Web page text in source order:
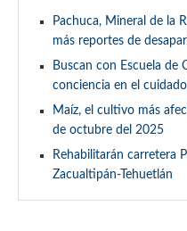
Pachuca, Mineral de la
más reportes de
Buscan con Escuela de
conciencia en el
Maíz, el cultivo más
de octubre del 2025
Rehabilitarán carretera
Zacualtipán-Tehuetlán